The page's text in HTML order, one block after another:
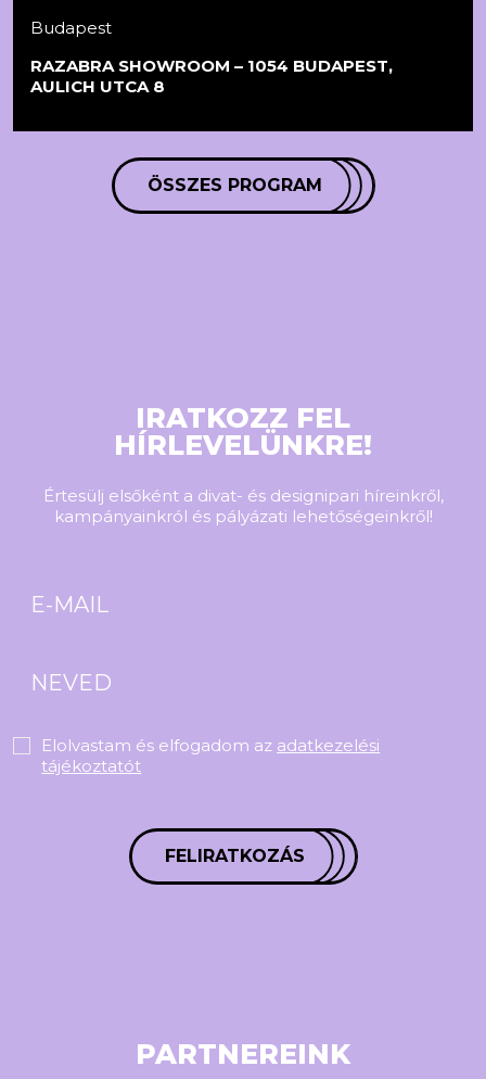
Budapest
RAZABRA SHOWROOM – 1054 BUDAPEST,
AULICH UTCA 8
ÖSSZES PROGRAM
IRATKOZZ FEL
HÍRLEVELÜNKRE!
Értesülj elsőként a divat- és designipari híreinkről,
kampányainkról és pályázati lehetőségeinkről!
Elolvastam és elfogadom az adatkezelési
tájékoztatót
FELIRATKOZÁS
PARTNEREINK